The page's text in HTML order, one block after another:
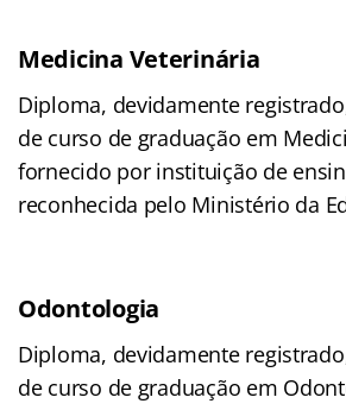
Medicina Veterinária
Diploma, devidamente
de curso de graduação em
fornecido por instituição de
reconhecida pelo Ministério da
Odontologia
Diploma, devidamente
de curso de graduação em